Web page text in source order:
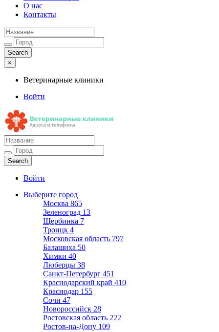
О нас
Контакты
×
Ветеринарные клиники
Войти
Ветеринарные клиники
Адреса и телефоны
Войти
Выберите город
Москва 865
Зеленоград 13
Щербинка 7
Троицк 4
Московская область 797
Балашиха 50
Химки 40
Люберцы 38
Санкт-Петербург 451
Краснодарский край 410
Краснодар 155
Сочи 47
Новороссийск 28
Ростовская область 222
Ростов-на-Дону 109